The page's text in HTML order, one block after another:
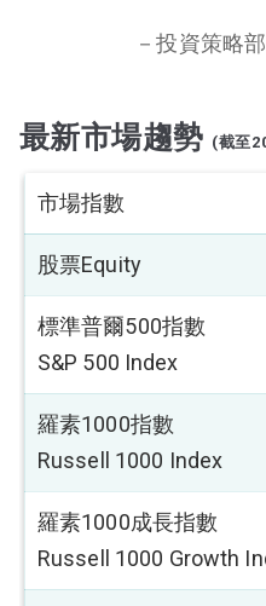
－投資策略
最新市場趨勢 (截至
市場指數
股票Equity
標準普爾500指數
S&P 500 Index
羅素1000指數
Russell 1000 Index
羅素1000成長指數
Russell 1000 Growth